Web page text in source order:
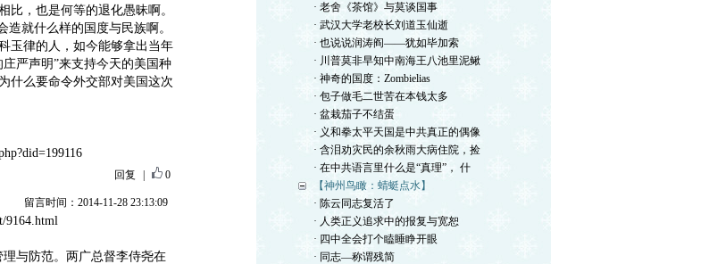
比，也是何等的退化愚昧啊。
就什么样的国度与民族啊。
玉律的人，如今能够拿出当年
严声明”来支持今天的美国种
什么要命令外交部对美国这次
回复 0
留言时间：2014-11-28 23:13:09
9164.html
与防范。两广总督李侍尧在
· 老舍《茶馆》与莫谈国事
· 武汉大学老校长刘道玉仙逝
· 也说说润涛阎——犹如毕加索
· 川普莫非早知中南海王八池里泥鳅
· 神奇的国度：Zombielias
· 包子做毛二世苦在本钱太多
· 盆栽茄子不结蛋
· 义和拳太平天国是中共真正的偶像
· 含泪劝灾民的余秋雨大病住院，捡
· 在中共语言里什么是“真理”， 什
【神州鸟瞰：蜻蜓点水】
· 陈云同志复活了
· 人类正义追求中的报复与宽恕
· 四中全会打个瞌睡睁开眼
· 同志—称谓残简